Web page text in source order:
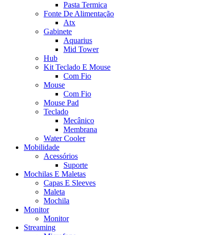
Pasta Termica
Fonte De Alimentação
Atx
Gabinete
Aquarius
Mid Tower
Hub
Kit Teclado E Mouse
Com Fio
Mouse
Com Fio
Mouse Pad
Teclado
Mecânico
Membrana
Water Cooler
Mobilidade
Acessórios
Suporte
Mochilas E Maletas
Capas E Sleeves
Maleta
Mochila
Monitor
Monitor
Streaming